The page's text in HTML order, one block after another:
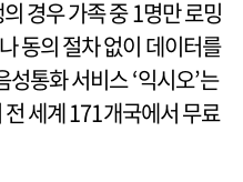
경우 가족 중 1명만 로밍
동의 절차 없이 데이터를
통화 서비스 ‘익시오’는
세계 171개국에서 무료